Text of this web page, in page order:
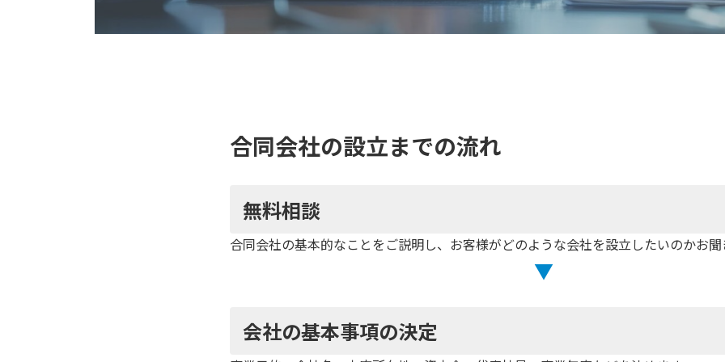
合同会社の設立までの流れ
無料相談
合同会社の基本的なことをご説明し、お客様がどのような会社を設立したいのかお
▼
会社の基本事項の決定